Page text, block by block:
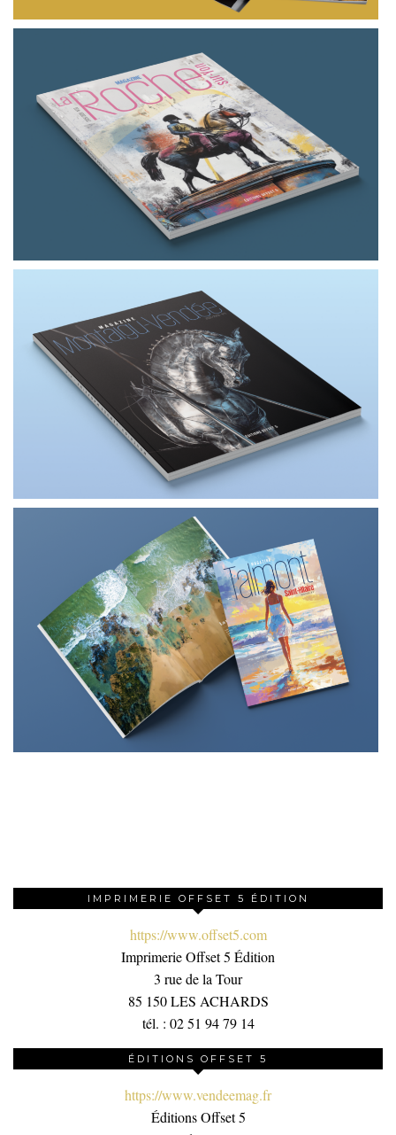
IMPRIMERIE OFFSET 5 ÉDITION
https://www.offset5.com
Imprimerie Offset 5 Édition
3 rue de la Tour
85 150 LES ACHARDS
tél. : 02 51 94 79 14
ÉDITIONS OFFSET 5
https://www.vendeemag.fr
Éditions Offset 5